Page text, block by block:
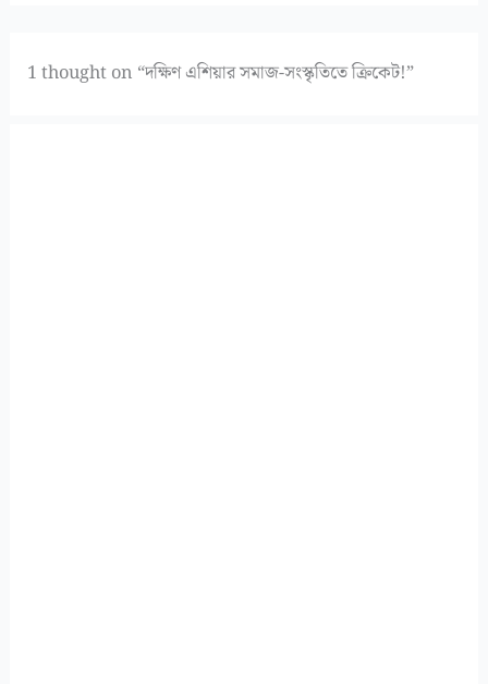
1 thought on “দক্ষিণ এশিয়ার সমাজ-সংস্কৃতিতে ক্রিকেট!”